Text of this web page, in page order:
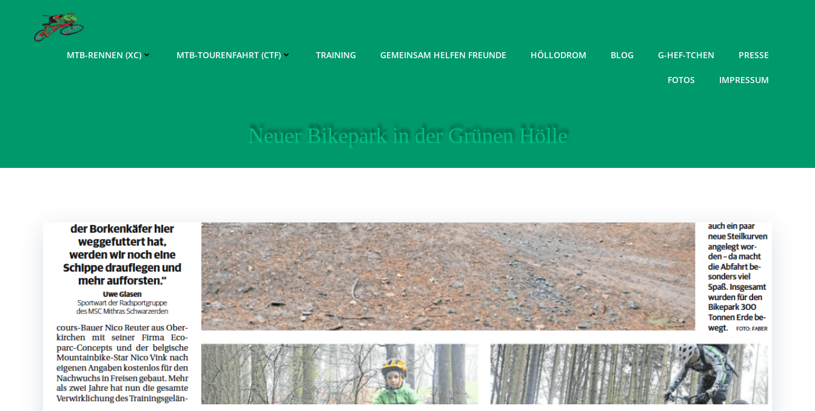
MTB-RENNEN (XC) MTB-TOURENFAHRT (CTF) TRAINING GEMEINSAM HELFEN FREUNDE HÖLLODROM BLOG G-HEF-TCHEN PRESSE
FOTOS IMPRESSUM
Neuer Bikepark in der Grünen Hölle